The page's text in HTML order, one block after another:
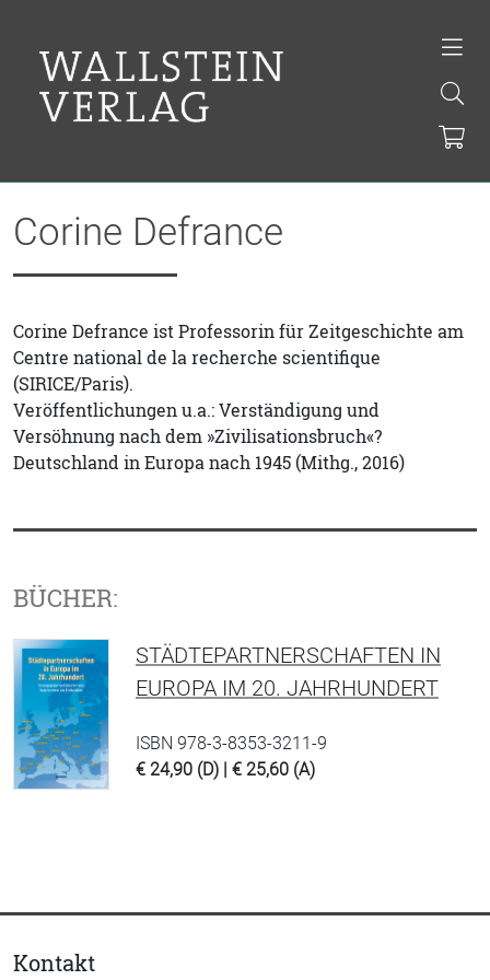
Corine Defrance
Corine Defrance ist Professorin für Zeitgeschichte am
Centre national de la recherche scientifique
(SIRICE/Paris).
Veröffentlichungen u.a.: Verständigung und
Versöhnung nach dem »Zivilisationsbruch«?
Deutschland in Europa nach 1945 (Mithg., 2016)
BÜCHER:
STÄDTEPARTNERSCHAFTEN IN
EUROPA IM 20. JAHRHUNDERT
ISBN 978-3-8353-3211-9
€ 24,90 (D) | € 25,60 (A)
Kontakt